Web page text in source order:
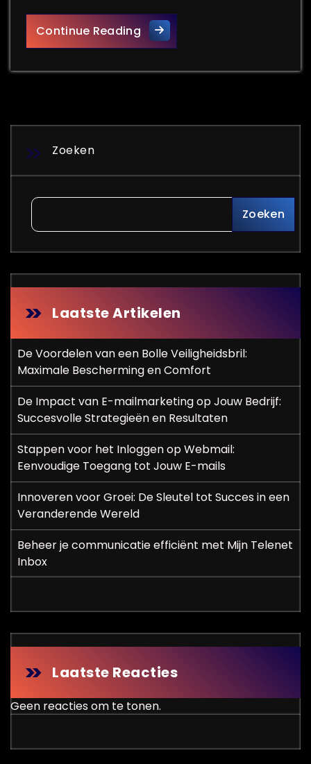
Continue ReadingOntdek de Efficiëntie van
Zoeken
Zoeken
Laatste Artikelen
De Voordelen van een Bolle Veiligheidsbril:
Maximale Bescherming en Comfort
De Impact van E-mailmarketing op Jouw Bedrijf:
Succesvolle Strategieën en Resultaten
Stappen voor het Inloggen op Webmail:
Eenvoudige Toegang tot Jouw E-mails
Innoveren voor Groei: De Sleutel tot Succes in een
Veranderende Wereld
Beheer je communicatie efficiënt met Mijn Telenet
Inbox
Laatste Reacties
Geen reacties om te tonen.